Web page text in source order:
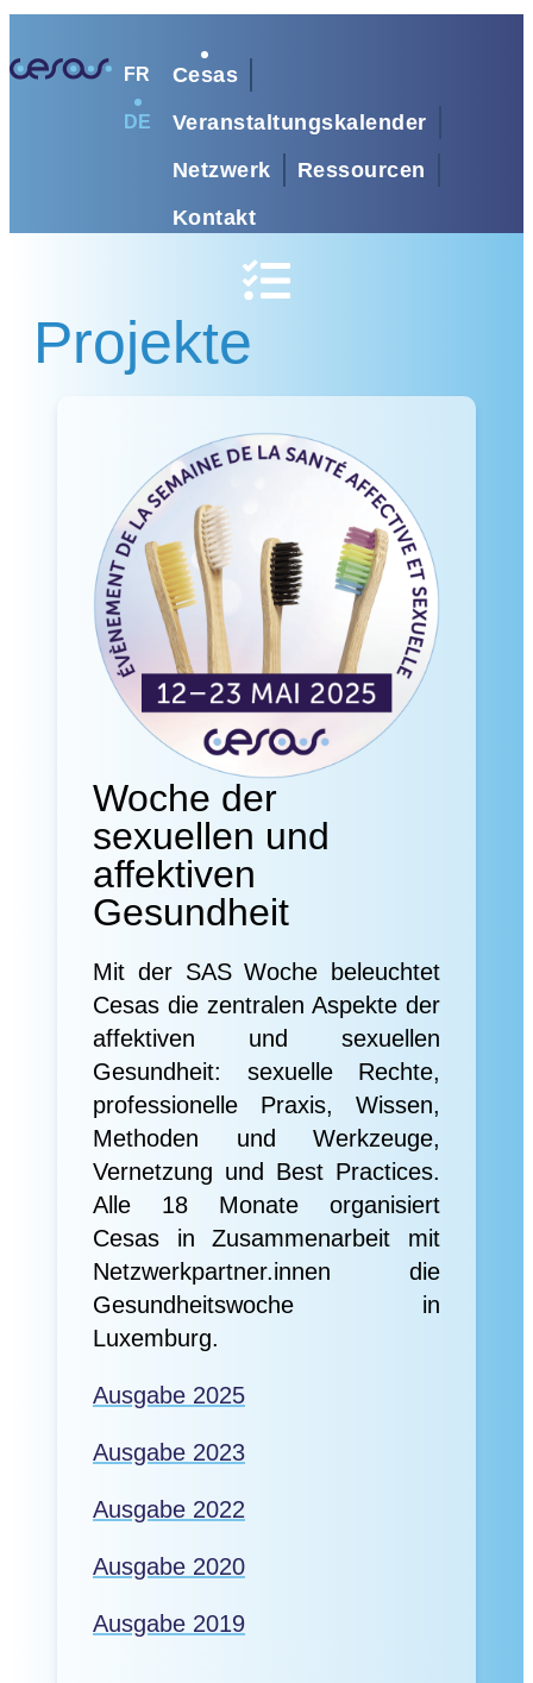
Cesas
Veranstaltungskalender
Netzwerk
Ressourcen
Kontakt
FR
DE
Projekte
Woche der
sexuellen und
affektiven
Gesundheit
Mit der SAS Woche beleuchtet
Cesas die zentralen Aspekte der
affektiven und sexuellen
Gesundheit: sexuelle Rechte,
professionelle Praxis, Wissen,
Methoden und Werkzeuge,
Vernetzung und Best Practices.
Alle 18 Monate organisiert
Cesas in Zusammenarbeit mit
Netzwerkpartner.innen die
Gesundheitswoche in
Luxemburg.
Ausgabe 2025
Ausgabe 2023
Ausgabe 2022
Ausgabe 2020
Ausgabe 2019